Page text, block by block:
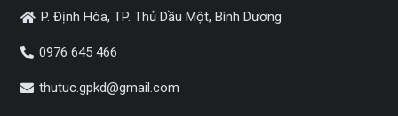
P. Định Hòa, TP. Thủ Dầu Một, Bình Dương
0976 645 466
thutuc.gpkd@gmail.com